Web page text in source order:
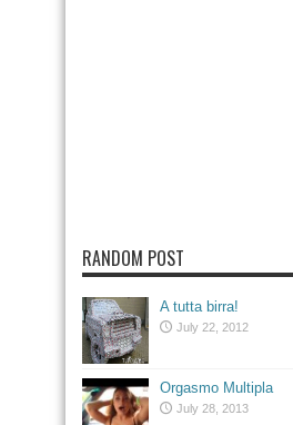
RANDOM POST
A tutta birra!
July 22, 2012
Orgasmo Multipla
July 28, 2013